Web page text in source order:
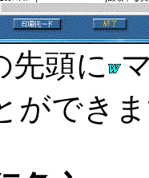
先頭に
ができ